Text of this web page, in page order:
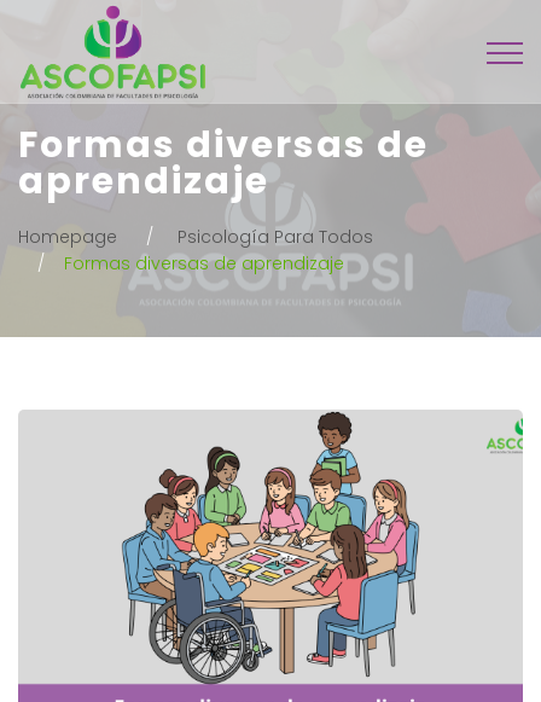
Formas diversas de
aprendizaje
Homepage
Psicología Para Todos
Formas diversas de aprendizaje